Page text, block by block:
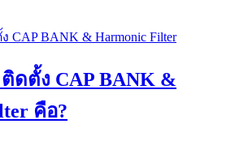
ดตั้ง CAP BANK &
คือ?